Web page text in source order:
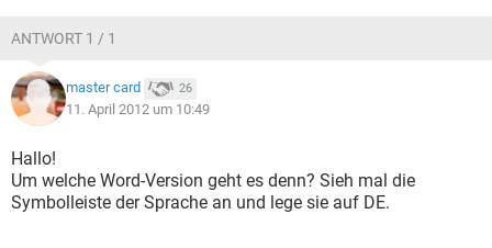
ANTWORT 1 / 1
master card 26
11. April 2012 um 10:49
Hallo!
Um welche Word-Version geht es denn? Sieh mal die
Symbolleiste der Sprache an und lege sie auf DE.